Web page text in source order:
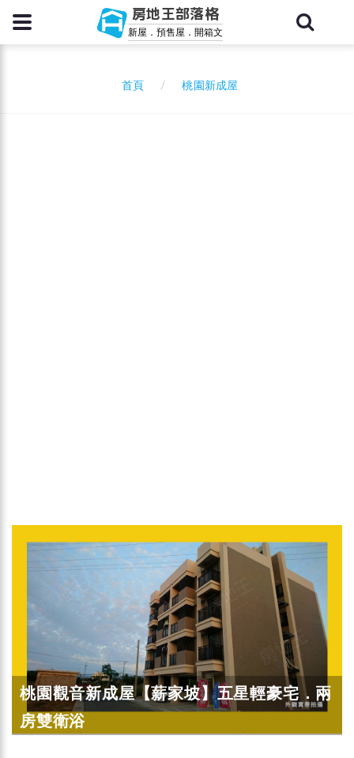
房地王部落格
新屋．預售屋．開箱文
首頁 桃園新成屋
桃園觀音新成屋【薪家坡】五星輕豪宅．兩
房雙衛浴